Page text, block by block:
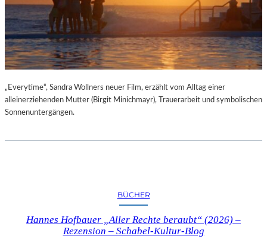
„Everytime“, Sandra Wollners neuer Film, erzählt vom Alltag einer
alleinerziehenden Mutter (Birgit Minichmayr), Trauerarbeit und symbolischen
Sonnenuntergängen.
BÜCHER
Hannes Hofbauer „Aller Rechte beraubt“ (2026) –
Rezension – Schabel-Kultur-Blog